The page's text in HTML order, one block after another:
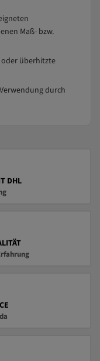
Maß- bzw.
oder überhitzte
durch
DHL